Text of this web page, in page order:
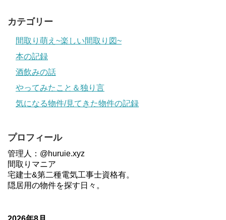
カテゴリー
間取り萌え~楽しい間取り図~
本の記録
酒飲みの話
やってみたこと＆独り言
気になる物件/見てきた物件の記録
プロフィール
管理人：@huruie.xyz
間取りマニア
宅建士&第二種電気工事士資格有。
隠居用の物件を探す日々。